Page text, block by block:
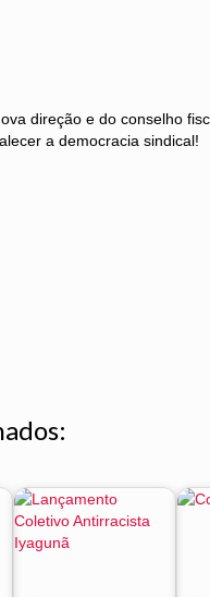
direção e do conselho
a democracia sindical!